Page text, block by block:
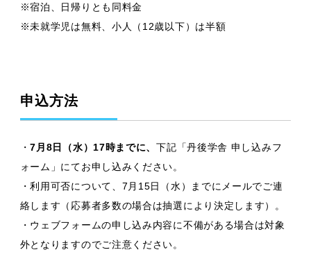
※宿泊、日帰りとも同料金
※未就学児は無料、小人（12歳以下）は半額
申込方法
・7月8日（水）17時までに、下記「丹後学舎 申し込みフ
ォーム」にてお申し込みください。
・利用可否について、7月15日（水）までにメールでご連
絡します（応募者多数の場合は抽選により決定します）。
・ウェブフォームの申し込み内容に不備がある場合は対象
外となりますのでご注意ください。